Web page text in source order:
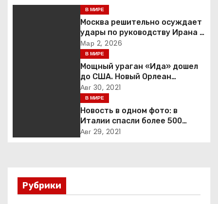
и
п
з
а
В МИРЕ
Москва решительно осуждает
удары по руководству Ирана и
призывает к немедленной
деэскалации
Мар 2, 2026
В МИРЕ
Мощный ураган «Ида» дошел
до США. Новый Орлеан
готовится к удару стихии
Авг 30, 2021
В МИРЕ
Новость в одном фото: в
Италии спасли более 500
мигрантов на рыбацкой лодке
Авг 29, 2021
Рубрики